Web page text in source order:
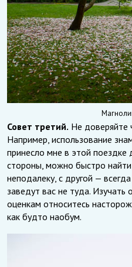
Совет третий. Не доверяйте
Например, использование
принесло мне в этой поездке
стороны, можно быстро
неподалеку, с другой —
заведут вас не туда.
оценкам относитесь
как будто наобум.